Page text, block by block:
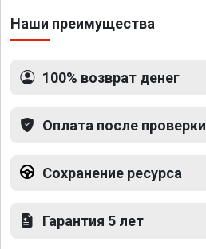
Наши преимущества
100% возврат денег
Оплата после проверки
Сохранение ресурса
Гарантия 5 лет